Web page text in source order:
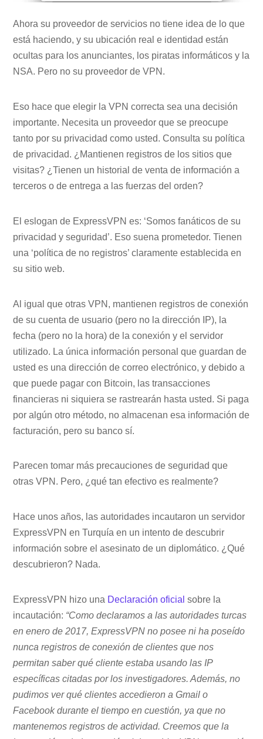
Ahora su proveedor de servicios no tiene idea de lo que
está haciendo, y su ubicación real e identidad están
ocultas para los anunciantes, los piratas informáticos y la
NSA. Pero no su proveedor de VPN.
Eso hace que elegir la VPN correcta sea una decisión
importante. Necesita un proveedor que se preocupe
tanto por su privacidad como usted. Consulta su política
de privacidad. ¿Mantienen registros de los sitios que
visitas? ¿Tienen un historial de venta de información a
terceros o de entrega a las fuerzas del orden?
El eslogan de ExpressVPN es: ‘Somos fanáticos de su
privacidad y seguridad’. Eso suena prometedor. Tienen
una ‘política de no registros’ claramente establecida en
su sitio web.
Al igual que otras VPN, mantienen registros de conexión
de su cuenta de usuario (pero no la dirección IP), la
fecha (pero no la hora) de la conexión y el servidor
utilizado. La única información personal que guardan de
usted es una dirección de correo electrónico, y debido a
que puede pagar con Bitcoin, las transacciones
financieras ni siquiera se rastrearán hasta usted. Si paga
por algún otro método, no almacenan esa información de
facturación, pero su banco sí.
Parecen tomar más precauciones de seguridad que
otras VPN. Pero, ¿qué tan efectivo es realmente?
Hace unos años, las autoridades incautaron un servidor
ExpressVPN en Turquía en un intento de descubrir
información sobre el asesinato de un diplomático. ¿Qué
descubrieron? Nada.
ExpressVPN hizo una Declaración oficial sobre la
incautación: “Como declaramos a las autoridades turcas
en enero de 2017, ExpressVPN no posee ni ha poseído
nunca registros de conexión de clientes que nos
permitan saber qué cliente estaba usando las IP
específicas citadas por los investigadores. Además, no
pudimos ver qué clientes accedieron a Gmail o
Facebook durante el tiempo en cuestión, ya que no
mantenemos registros de actividad. Creemos que la